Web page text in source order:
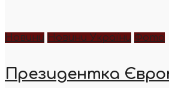
Новини Новини України Фото
Президентка